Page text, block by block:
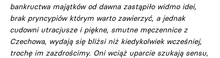
bankructwa majątków od dawna zastąpiło widmo idei,
brak pryncypiów którym warto zawierzyć, a jednak
cudowni utracjusze i piękne, smutne męczennice z
Czechowa, wydają się bliżsi niż kiedykolwiek wcześniej,
trochę im zazdrościmy. Oni wciąż uparcie szukają sensu,